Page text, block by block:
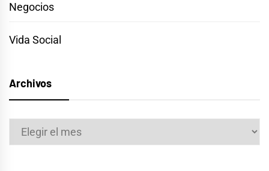
Negocios
Vida Social
Archivos
Archivos